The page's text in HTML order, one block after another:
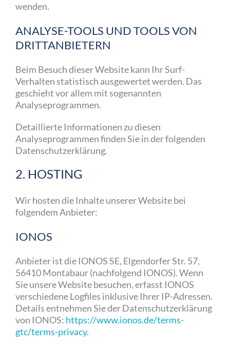
wenden.
ANALYSE-TOOLS UND TOOLS VON
DRITT­ANBIETERN
Beim Besuch dieser Website kann Ihr Surf-
Verhalten statistisch ausgewertet werden. Das
geschieht vor allem mit sogenannten
Analyseprogrammen.
Detaillierte Informationen zu diesen
Analyseprogrammen finden Sie in der folgenden
Datenschutzerklärung.
2. HOSTING
Wir hosten die Inhalte unserer Website bei
folgendem Anbieter:
IONOS
Anbieter ist die IONOS SE, Elgendorfer Str. 57,
56410 Montabaur (nachfolgend IONOS). Wenn
Sie unsere Website besuchen, erfasst IONOS
verschiedene Logfiles inklusive Ihrer IP-Adressen.
Details entnehmen Sie der Datenschutzerklärung
von IONOS: https://www.ionos.de/terms-
gtc/terms-privacy.